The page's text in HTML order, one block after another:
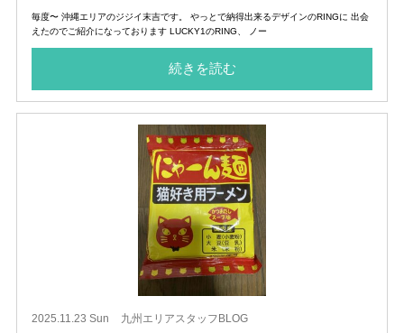
毎度〜 沖縄エリアのジジイ末吉です。 やっとで納得出来るデザインのRINGに 出会
えたのでご紹介になっております LUCKY1のRING、 ノー
続きを読む
2025.11.23 Sun 九州エリアスタッフBLOG